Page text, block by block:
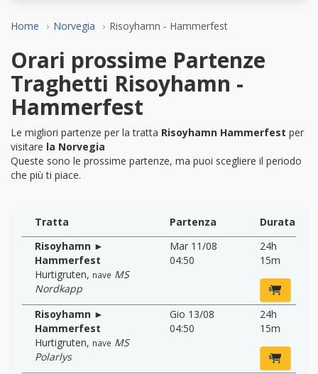
Home Norvegia Risoyhamn - Hammerfest
Orari prossime Partenze
Traghetti Risoyhamn -
Hammerfest
Le migliori partenze per la tratta Risoyhamn Hammerfest per
visitare la Norvegia
Queste sono le prossime partenze, ma puoi scegliere il periodo
che più ti piace.
Tratta Partenza
Durata
Risoyhamn ►
Hammerfest
Hurtigruten, nave MS
Nordkapp
Mar 11/08
04:50
24h
15m
Risoyhamn ►
Hammerfest
Hurtigruten, nave MS
Polarlys
Gio 13/08
04:50
24h
15m